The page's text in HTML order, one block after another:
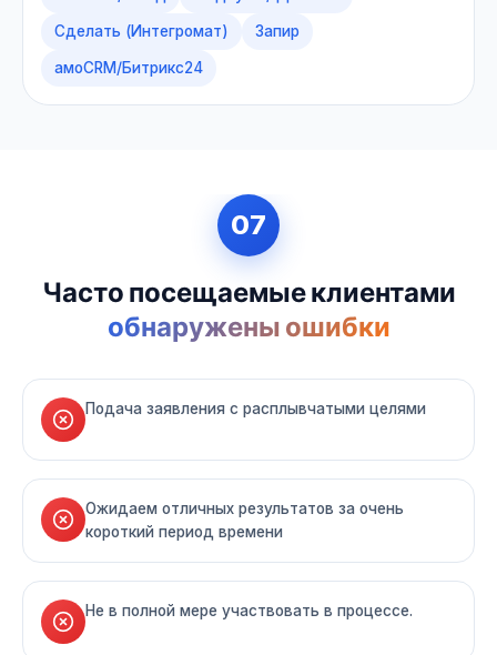
Сделать (Интегромат) Запир
амоCRM/Битрикс24
07
Часто посещаемые клиентами
обнаружены ошибки
Подача заявления с расплывчатыми целями
Ожидаем отличных результатов за очень
короткий период времени
Не в полной мере участвовать в процессе.